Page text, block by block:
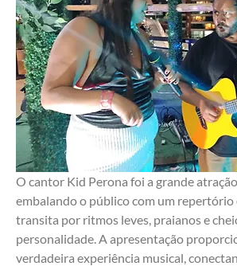
O cantor Kid Perona foi a grande
embalando o público com um
transita por ritmos leves, praianos e
personalidade. A apresentação
verdadeira experiência musical,